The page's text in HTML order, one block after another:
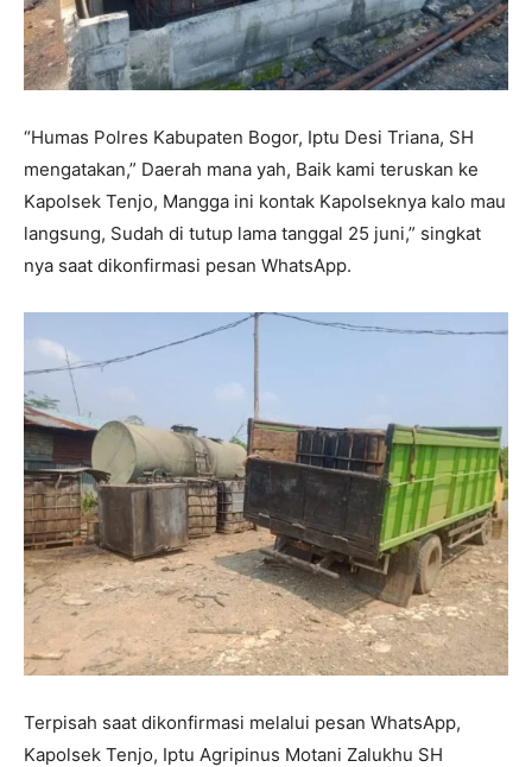
“Humas Polres Kabupaten Bogor, Iptu Desi Triana, SH
mengatakan,” Daerah mana yah, Baik kami teruskan ke
Kapolsek Tenjo, Mangga ini kontak Kapolseknya kalo mau
langsung, Sudah di tutup lama tanggal 25 juni,” singkat
nya saat dikonfirmasi pesan WhatsApp.
Terpisah saat dikonfirmasi melalui pesan WhatsApp,
Kapolsek Tenjo, Iptu Agripinus Motani Zalukhu SH